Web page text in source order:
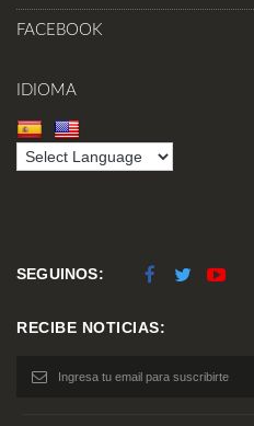
FACEBOOK
IDIOMA
SEGUINOS:
RECIBE NOTICIAS: